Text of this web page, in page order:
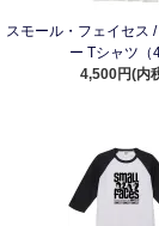
スモール・フェイセス
ー Tシャツ（
4,500円(内